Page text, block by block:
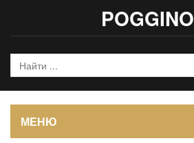
POGGINO
МЕНЮ